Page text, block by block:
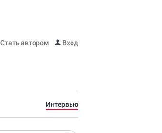
Стать автором Вход
Интервью